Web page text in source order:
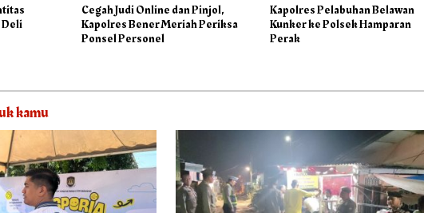
Deli
Cegah Judi Online dan Pinjol,
Kapolres Bener Meriah Periksa
Ponsel Personel
Kapolres Pelabuhan Belawan
Kunker ke Polsek Hamparan
Perak
kamu